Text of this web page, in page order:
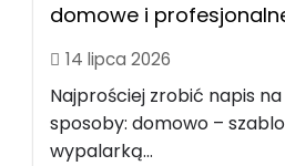
domowe i
14 lipca 2026
Najprościej zrobić napis
sposoby: domowo –
wypalarką...